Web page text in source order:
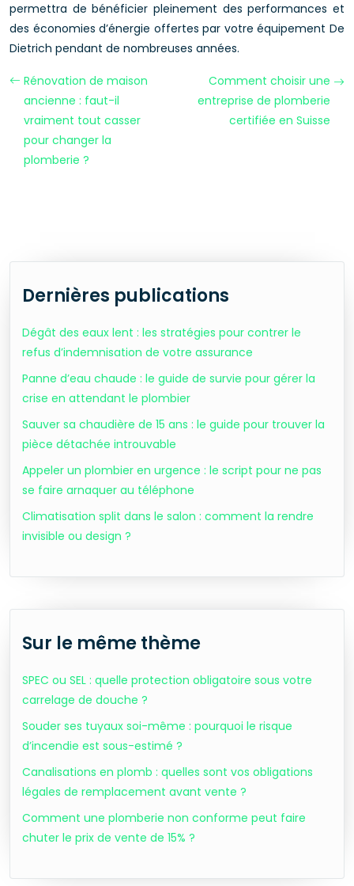
permettra de bénéficier pleinement des performances et
des économies d’énergie offertes par votre équipement De
Dietrich pendant de nombreuses années.
Rénovation de maison
ancienne : faut-il
vraiment tout casser
pour changer la
plomberie ?
Comment choisir une
entreprise de plomberie
certifiée en Suisse
Dernières publications
Dégât des eaux lent : les stratégies pour contrer le
refus d’indemnisation de votre assurance
Panne d’eau chaude : le guide de survie pour gérer la
crise en attendant le plombier
Sauver sa chaudière de 15 ans : le guide pour trouver la
pièce détachée introuvable
Appeler un plombier en urgence : le script pour ne pas
se faire arnaquer au téléphone
Climatisation split dans le salon : comment la rendre
invisible ou design ?
Sur le même thème
SPEC ou SEL : quelle protection obligatoire sous votre
carrelage de douche ?
Souder ses tuyaux soi-même : pourquoi le risque
d’incendie est sous-estimé ?
Canalisations en plomb : quelles sont vos obligations
légales de remplacement avant vente ?
Comment une plomberie non conforme peut faire
chuter le prix de vente de 15% ?